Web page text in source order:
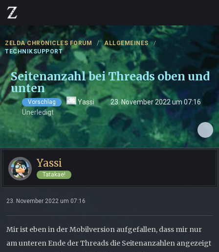
ZELDA CHRONICLES FORUM
ALLGEMEINES
TECHNIKSUPPORT
Seitenanzahl bei Threads oben und
unten
Vorschlag Yassi
23. November 2022 um 07:16
Unerledigt
Yassi
Tatakae!
23. November 2022 um 07:16
Mir ist eben in der Mobilversion aufgefallen, dass mir nur
am unteren Ende der Threads die Seitenanzahlen angezeigt